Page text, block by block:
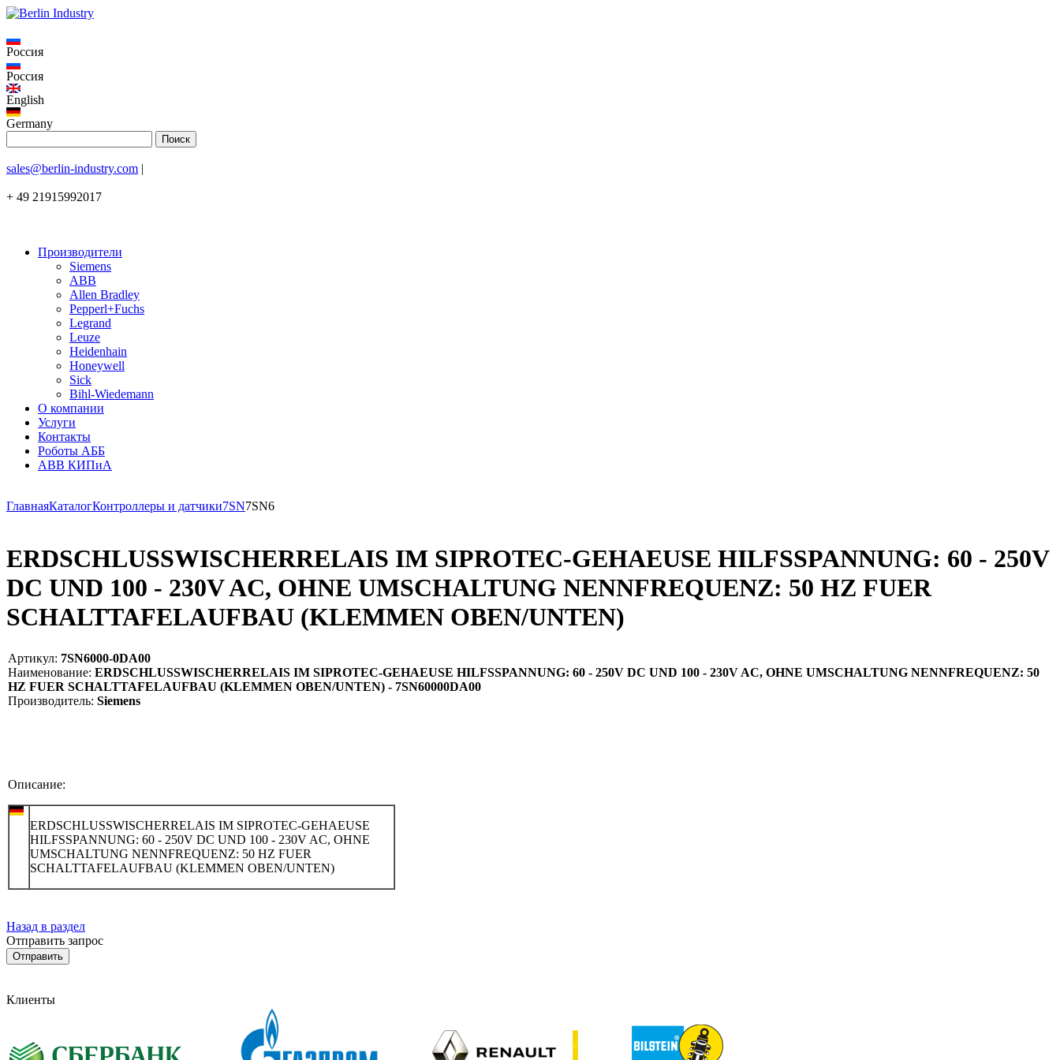
Россия
Россия
English
Germany
sales@berlin-industry.com |
+ 49 21915992017
Производители
Siemens
ABB
Allen Bradley
Pepperl+Fuchs
Legrand
Leuze
Heidenhain
Honeywell
Sick
Bihl-Wiedemann
О компании
Услуги
Контакты
Роботы АББ
ABB КИПиА
ГлавнаяКаталогКонтроллеры и датчики7SN7SN6
ERDSCHLUSSWISCHERRELAIS IM SIPROTEC-GEHAEUSE HILFSSPANNUNG: 60 - 250V
DC UND 100 - 230V AC, OHNE UMSCHALTUNG NENNFREQUENZ: 50 HZ FUER
SCHALTTAFELAUFBAU (KLEMMEN OBEN/UNTEN)
Артикул: 7SN6000-0DA00
Наименование: ERDSCHLUSSWISCHERRELAIS IM SIPROTEC-GEHAEUSE HILFSSPANNUNG: 60 - 250V DC UND 100 - 230V AC, OHNE UMSCHALTUNG NENNFREQUENZ: 50
HZ FUER SCHALTTAFELAUFBAU (KLEMMEN OBEN/UNTEN) - 7SN60000DA00
Производитель: Siemens
Описание:
ERDSCHLUSSWISCHERRELAIS IM SIPROTEC-GEHAEUSE
HILFSSPANNUNG: 60 - 250V DC UND 100 - 230V AC, OHNE
UMSCHALTUNG NENNFREQUENZ: 50 HZ FUER
SCHALTTAFELAUFBAU (KLEMMEN OBEN/UNTEN)
Назад в раздел
Отправить запрос
Клиенты